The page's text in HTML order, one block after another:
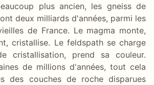
plus ancien, les gneiss de
deux milliards d'années, parmi les
de France. Le magma monte,
cristallise. Le feldspath se charge
cristallisation, prend sa couleur.
de millions d'années, tout cela
des couches de roche disparues